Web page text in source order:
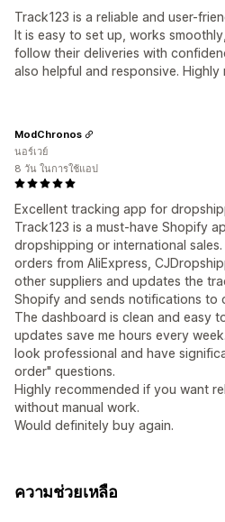
Track123 is a reliable and user-
It is easy to set up, works
follow their deliveries with
also helpful and responsive. Highly
Excellent tracking app for
Track123 is a must-have Shopify
dropshipping or international
orders from AliExpress,
other suppliers and updates the
Shopify and sends notifications to
The dashboard is clean and easy
updates save me hours every
look professional and have
order" questions.
Highly recommended if you want
without manual work.
Would definitely buy again.
ModChronos
นอร์เวย์
8 วัน ในการใช้แอป
ความช่วยเหลือ